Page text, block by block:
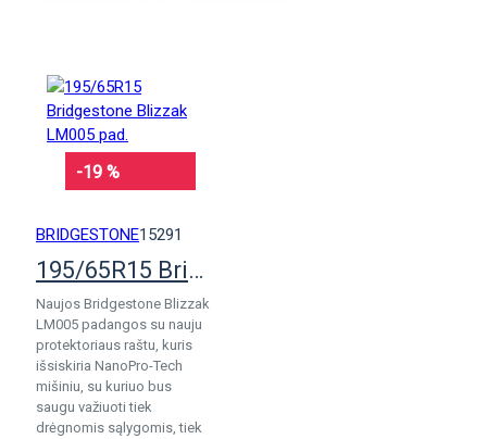
-19 %
BRIDGESTONE15291
195/65R15 Bridgestone Blizzak LM005 pad.
Naujos Bridgestone Blizzak
LM005 padangos su nauju
protektoriaus raštu, kuris
išsiskiria NanoPro-Tech
mišiniu, su kuriuo bus
saugu važiuoti tiek
drėgnomis sąlygomis, tiek